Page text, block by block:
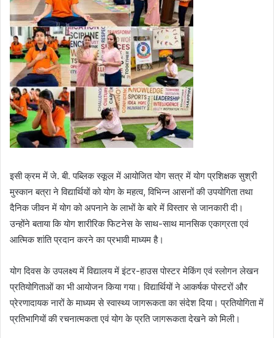
इसी क्रम में जे. बी. पब्लिक स्कूल में आयोजित योग सत्र में योग प्रशिक्षक सुश्री
मुस्कान बत्रा ने विद्यार्थियों को योग के महत्व, विभिन्न आसनों की उपयोगिता तथा
दैनिक जीवन में योग को अपनाने के लाभों के बारे में विस्तार से जानकारी दी।
उन्होंने बताया कि योग शारीरिक फिटनेस के साथ-साथ मानसिक एकाग्रता एवं
आत्मिक शांति प्रदान करने का प्रभावी माध्यम है।
योग दिवस के उपलक्ष्य में विद्यालय में इंटर-हाउस पोस्टर मेकिंग एवं स्लोगन लेखन
प्रतियोगिताओं का भी आयोजन किया गया। विद्यार्थियों ने आकर्षक पोस्टरों और
प्रेरणादायक नारों के माध्यम से स्वास्थ्य जागरूकता का संदेश दिया। प्रतियोगिता में
प्रतिभागियों की रचनात्मकता एवं योग के प्रति जागरूकता देखने को मिली।